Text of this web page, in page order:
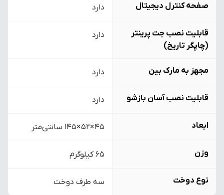
صفحه کنترل دیجیتال دارد
قابلیت نصب جت پرینتر
(چاپگر تاریخ)
دارد
مجهز به مارک بین دارد
قابلیت نصب آسان بازشو دارد
ابعاد 45×52×145 سانتی‌متر
وزن 65 کیلوگرم
نوع دوخت سه طرف دوخت